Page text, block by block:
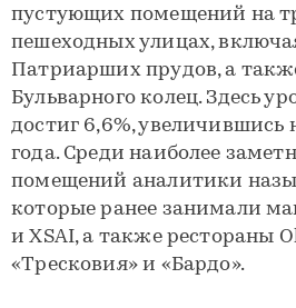
пустующих помещений на
пешеходных улицах,
Патриарших прудов, а
Бульварного колец. Здесь
достиг 6,6%, увеличившись
года. Среди наиболее
помещений аналитики
которые ранее занимали
и XSAI, а также рестораны
«Тресковия» и «Бардо».